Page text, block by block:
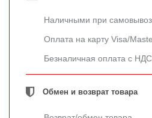
Наличными при
Оплата на карту Visa/
Безналичная оплата с НДС
Обмен и возврат товара